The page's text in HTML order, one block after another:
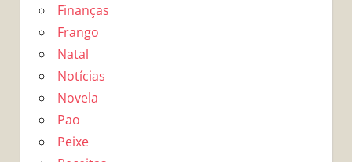
Finanças
Frango
Natal
Notícias
Novela
Pao
Peixe